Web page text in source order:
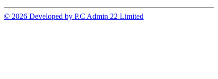
© 2026 Developed by P.C Admin 22 Limited